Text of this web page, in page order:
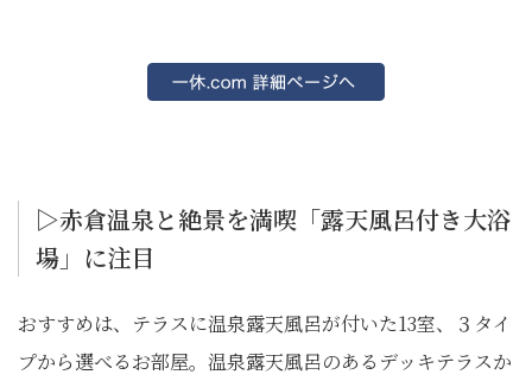
▷赤倉温泉と絶景を満喫「露天風呂付き大浴
場」に注目
おすすめは、テラスに温泉露天風呂が付いた13室、３タイ
プから選べるお部屋。温泉露天風呂のあるデッキテラスか